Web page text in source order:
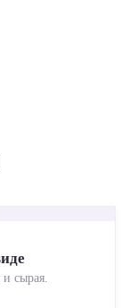
и сырая.